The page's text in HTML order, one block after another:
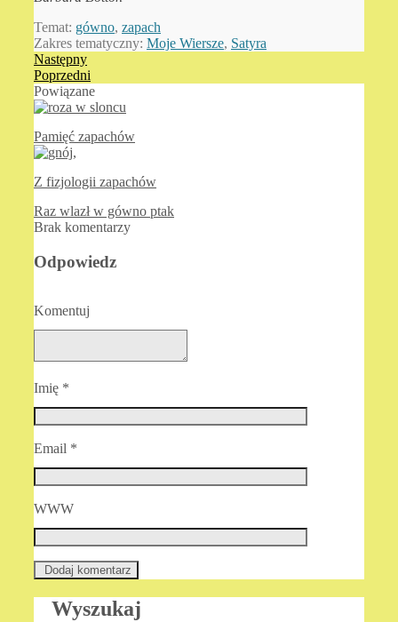
Temat: gówno, zapach
Zakres tematyczny: Moje Wiersze, Satyra
Następny
Poprzedni
Powiązane
Pamięć zapachów
Z fizjologii zapachów
Raz wlazł w gówno ptak
Brak komentarzy
Odpowiedz
Komentuj
Imię *
Email *
WWW
Wyszukaj